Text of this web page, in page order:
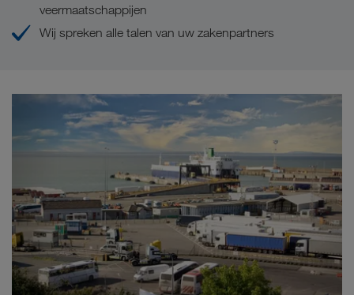
veermaatschappijen
Wij spreken alle talen van uw zakenpartners